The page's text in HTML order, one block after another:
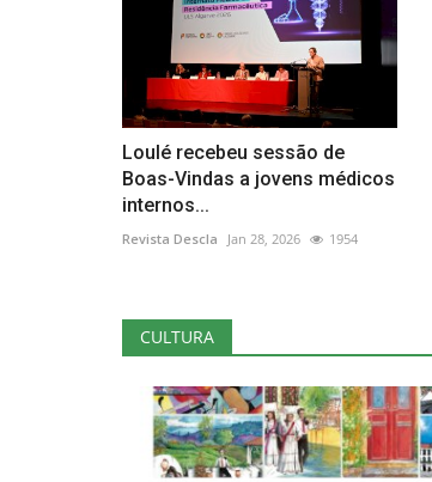
Loulé recebeu sessão de
Boas-Vindas a jovens médicos
internos...
Revista Descla Jan 28, 2026 1954
CULTURA